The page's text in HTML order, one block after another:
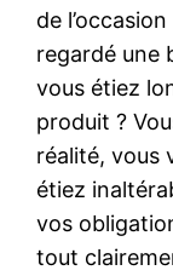
de
regardé une
vous étiez
produit ?
réalité, vous
étiez
vos
tout